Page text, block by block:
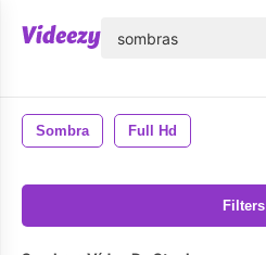
Sombra Full Hd
Filters